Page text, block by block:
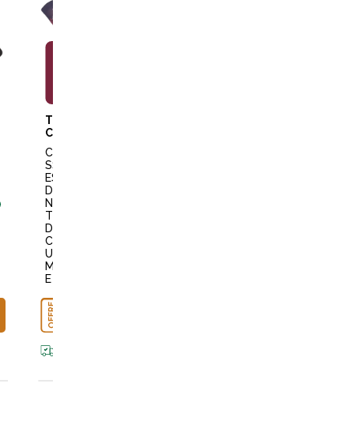
TERZEO
CAVALIERS
CHAU
SSETT
ES
DESIG
N
TÊTES
DE
CHEVA
UX
MARIN
E
OFFRE